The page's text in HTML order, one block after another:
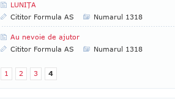
LUNIŢA
Cititor Formula AS
Numarul 1318
Au nevoie de ajutor
Cititor Formula AS
Numarul 1318
1 2 3 4